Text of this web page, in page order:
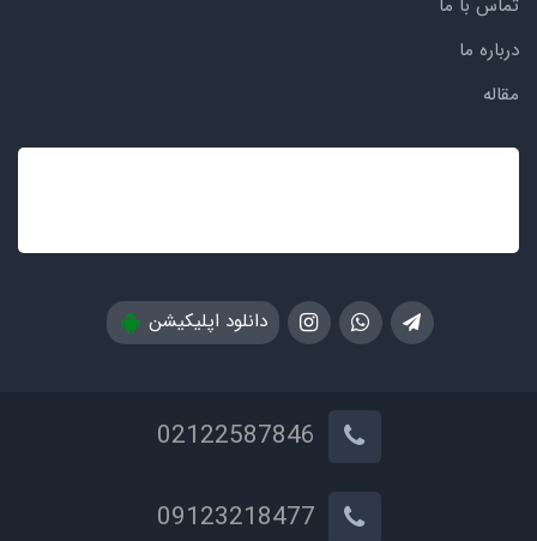
تماس با ما
درباره ما
مقاله
دانلود اپلیکیشن